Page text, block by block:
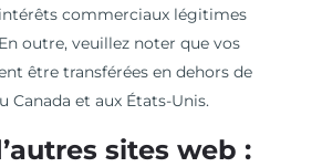
commerciaux légitimes
outre, veuillez noter que vos
être transférées en dehors de
Canada et aux États-Unis.
sites web :